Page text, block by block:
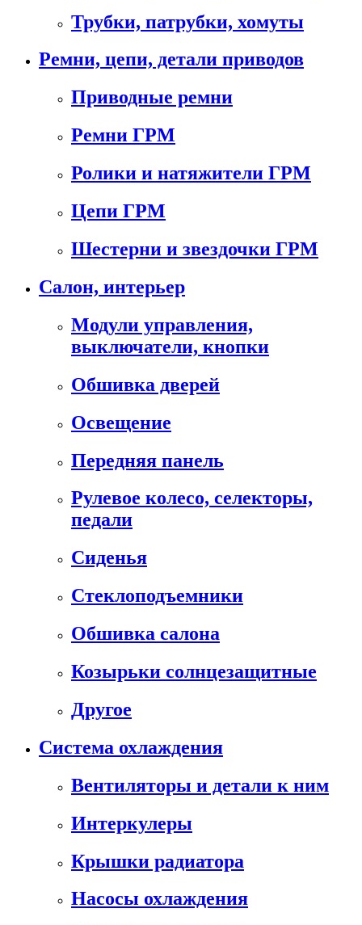
Трубки, патрубки, хомуты
Ремни, цепи, детали приводов
Приводные ремни
Ремни ГРМ
Ролики и натяжители ГРМ
Цепи ГРМ
Шестерни и звездочки ГРМ
Салон, интерьер
Модули управления,
выключатели, кнопки
Обшивка дверей
Освещение
Передняя панель
Рулевое колесо, селекторы,
педали
Сиденья
Стеклоподъемники
Обшивка салона
Козырьки солнцезащитные
Другое
Система охлаждения
Вентиляторы и детали к ним
Интеркулеры
Крышки радиатора
Насосы охлаждения